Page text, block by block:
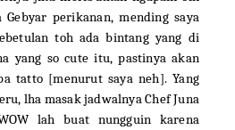
perikanan, mending saya
toh ada bintang yang di
yang so cute itu, pastinya akan
tatto [menurut saya neh]. Yang
lha masak jadwalnya Chef Juna
lah buat nungguin karena